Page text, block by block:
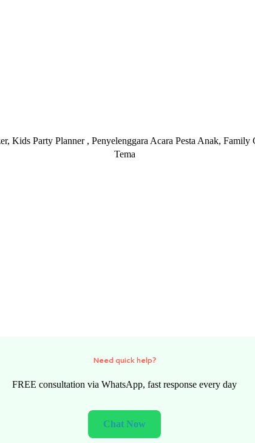
Kids Party Planner , Penyelenggara Acara Pesta Anak,
Tema
Need quick help?
FREE consultation via WhatsApp, fast response every day
Chat Now